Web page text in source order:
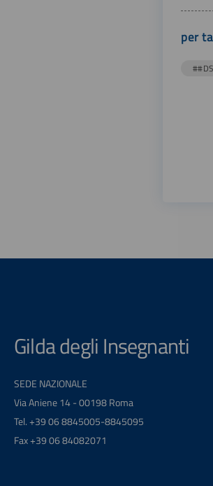
per
##DS
Gilda degli Insegnanti
SEDE NAZIONALE
Via Aniene 14 - 00198 Roma
Tel. +39 06 8845005-8845095
Fax +39 06 84082071